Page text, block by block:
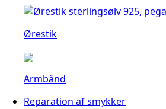
Ørestik
Armbånd
Reparation af smykker